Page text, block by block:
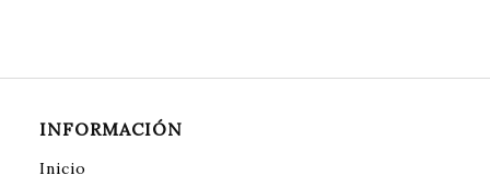
INFORMACIÓN
Inicio